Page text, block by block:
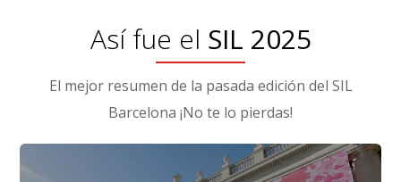
Así fue el SIL 2025
El mejor resumen de la pasada edición del SIL
Barcelona ¡No te lo pierdas!